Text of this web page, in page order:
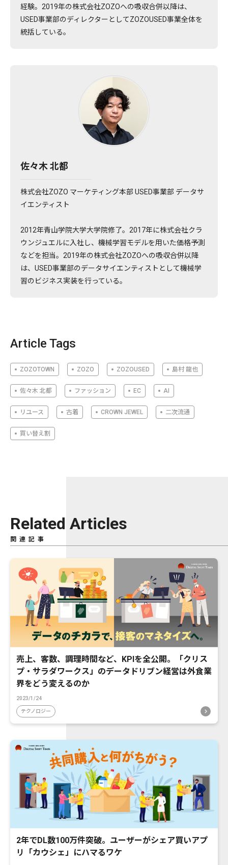
経験。2019年の株式会社ZOZOへの吸収合併以降は、
USED事業部のディレクターとしてZOZOUSED事業全体を
統括している。
佐々木 北都
株式会社ZOZO マーケティング本部 USED事業部 データサ
イエンティスト
2012年青山学院大学大学院修了。2017年に株式会社クラ
ウンジュエルに入社し、機械学習モデルを用いた価格予測
などを担当。2019年の株式会社ZOZOへの吸収合併以降
は、USED事業部のデータサイエンティストとして機械学
習のビジネス実装を行っている。
Article Tags
ZOZOTOWN ZOZO ZOZOUSED 島村 龍也
佐々木 北都 ファッション EC AI
リユース 古着 CROWN JEWEL 二次流通
買い替え割
Related Articles
関連記事
売上、客数、調理時間など、KPIを全公開。「クリス
プ・サラダワークス」のデータドリブン経営は外食業
界をどう変えるのか
2023/1/24
テクノロジー
2年でDL数100万件突破。ユーザーがシェア買いアプ
リ「カウシェ」にハマるワケ